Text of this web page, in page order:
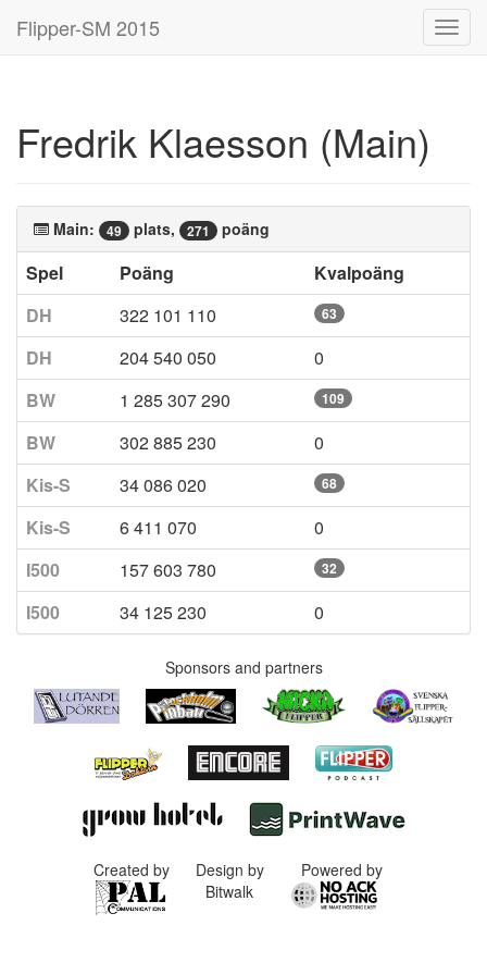
Flipper-SM 2015
Fredrik Klaesson (Main)
Main: 49 plats, 271 poäng
Spel Poäng
Kvalpoäng
DH
322 101 110 63
DH 204 540 050
0
BW
1 285 307 290 109
BW 302 885 230
0
Kis-S
34 086 020 68
Kis-S 6 411 070
0
I500
157 603 780 32
I500 34 125 230 0
Sponsors and partners
Created by
Design by
Bitwalk
Powered by